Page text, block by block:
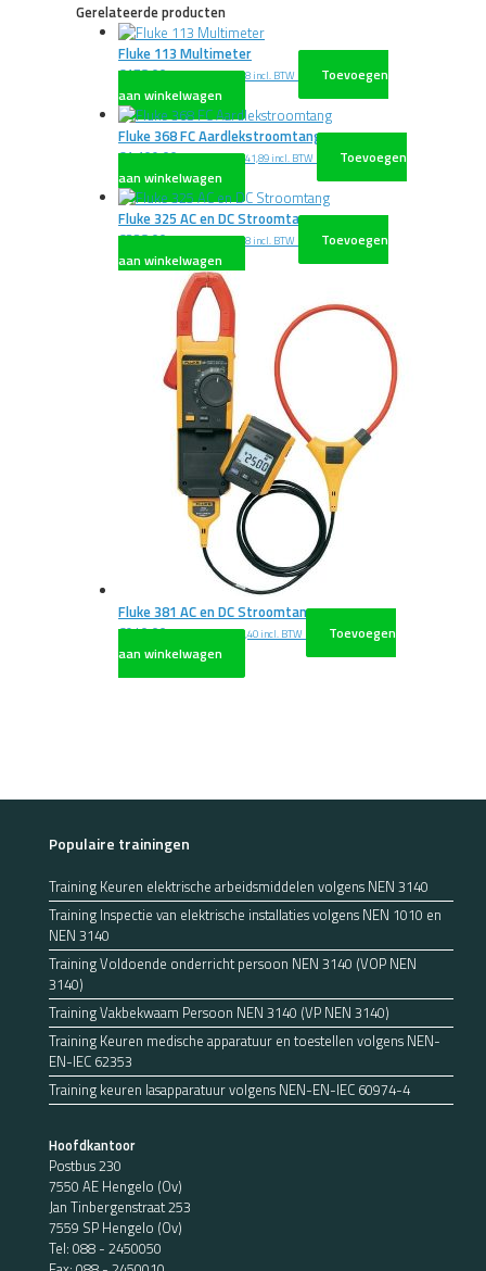
Gerelateerde producten
Fluke 113 Multimeter
€178,00 excl. BTW€215,38 incl. BTW
Toevoegen
aan winkelwagen
Fluke 368 FC Aardlekstroomtang
€1.109,00 excl. BTW€1.341,89 incl. BTW
Toevoegen
aan winkelwagen
Fluke 325 AC en DC Stroomtang
€328,00 excl. BTW€396,88 incl. BTW
Toevoegen
aan winkelwagen
Fluke 381 AC en DC Stroomtang
€940,00 excl. BTW€1.137,40 incl. BTW
Toevoegen
aan winkelwagen
Populaire trainingen
Training Keuren elektrische arbeidsmiddelen volgens NEN 3140
Training Inspectie van elektrische installaties volgens NEN 1010 en
NEN 3140
Training Voldoende onderricht persoon NEN 3140 (VOP NEN
3140)
Training Vakbekwaam Persoon NEN 3140 (VP NEN 3140)
Training Keuren medische apparatuur en toestellen volgens NEN-
EN-IEC 62353
Training keuren lasapparatuur volgens NEN-EN-IEC 60974-4
Hoofdkantoor
Postbus 230
7550 AE Hengelo (Ov)
Jan Tinbergenstraat 253
7559 SP Hengelo (Ov)
Tel: 088 - 2450050